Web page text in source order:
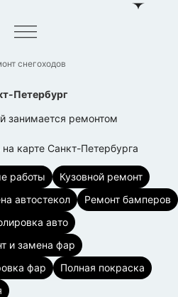
снегоходов
Петербург
занимается ремонтом
карте Санкт-Петербурга
работы
Кузовной ремонт
автостекол
Ремонт бамперов
авто
и замена фар
фар
Полная покраска